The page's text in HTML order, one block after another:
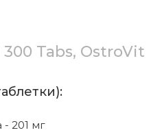
Tabs, OstroVit
- 201 мг